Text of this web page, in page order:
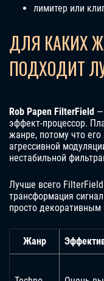
лимитер или
ДЛЯ КАКИХ
ПОДХОДИТ
Rob Papen FilterField
эффект-процессор.
жанре, потому что его
агрессивной
нестабильной
Лучше всего
трансформация
просто
Жанр